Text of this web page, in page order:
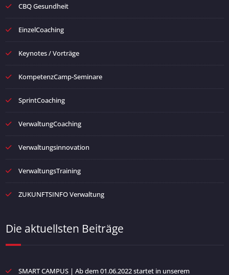
CBQ Gesundheit
EinzelCoaching
Keynotes / Vorträge
KompetenzCamp-Seminare
SprintCoaching
VerwaltungCoaching
Verwaltungsinnovation
VerwaltungsTraining
ZUKUNFTSINFO Verwaltung
Die aktuellsten Beiträge
SMART CAMPUS | Ab dem 01.06.2022 startet in unserem